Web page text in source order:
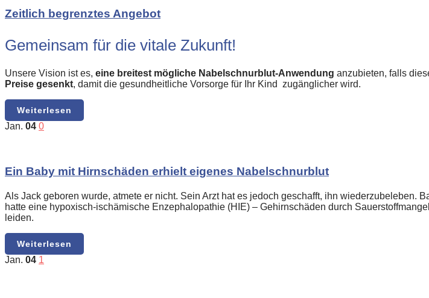
Zeitlich begrenztes Angebot
Gemeinsam für die vitale Zukunft!
Unsere Vision ist es, eine breitest mögliche Nabelschnurblut-Anwendung anzubieten, falls
Preise gesenkt, damit die gesundheitliche Vorsorge für Ihr Kind zugänglicher wird.
Weiterlesen
Jan. 04 0
Ein Baby mit Hirnschäden erhielt eigenes Nabelschnurblut
Als Jack geboren wurde, atmete er nicht. Sein Arzt hat es jedoch geschafft, ihn wiederzubeleben.
hatte eine hypoxisch-ischämische Enzephalopathie (HIE) – Gehirnschäden durch
leiden.
Weiterlesen
Jan. 04 1